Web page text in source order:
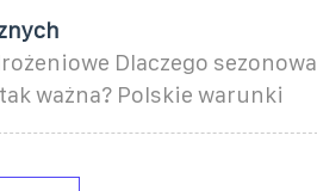
Dlaczego sezonowa
ważna? Polskie warunki